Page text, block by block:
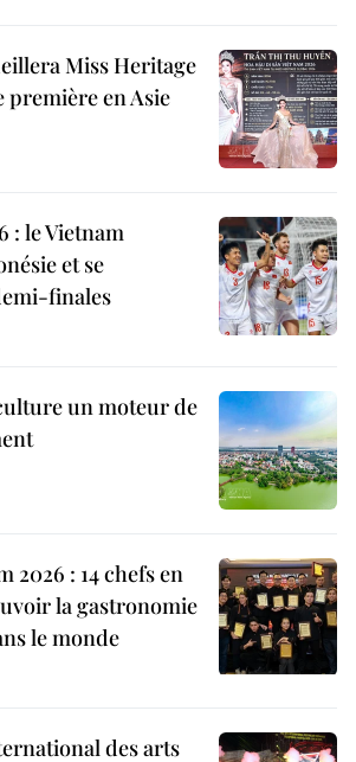
Miss Heritage
première en Asie
: le Vietnam
et se
finales
un moteur de
2026 : 14 chefs en
la gastronomie
le monde
des arts